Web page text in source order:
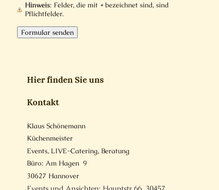
Hinweis : Felder, die mit * bezeichnet sind, sind
Pflichtfelder.
Hier finden Sie uns
Kontakt
Klaus Schönemann
Küchenmeister
Events, LIVE-Catering, Beratung
Büro: Am Hagen 9
30627 Hannover